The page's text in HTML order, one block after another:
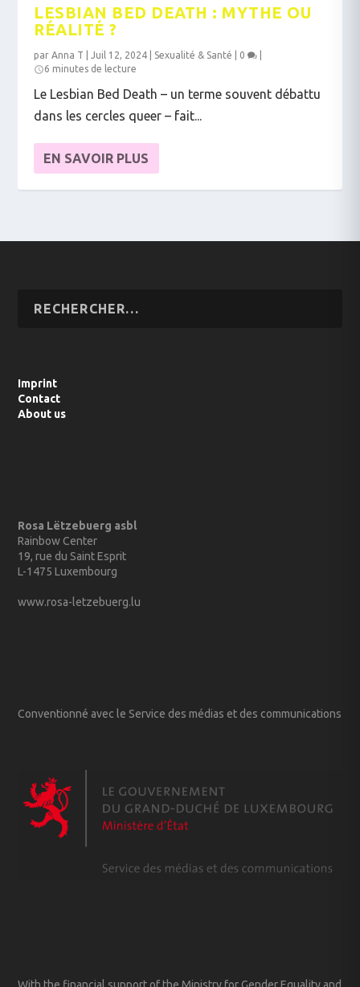
LESBIAN BED DEATH : MYTHE OU
RÉALITÉ ?
parAnna T |Juil 12, 2024 Sexualité & Santé 0
6 minutes de lecture
Le Lesbian Bed Death – un terme souvent débattu
dans les cercles queer – fait...
EN SAVOIR PLUS
Imprint
Contact
About us
Rosa Lëtzebuerg asbl
Rainbow Center
19, rue du Saint Esprit
L-1475 Luxembourg
www.rosa-letzebuerg.lu
Conventionné avec le Service des médias et des communications